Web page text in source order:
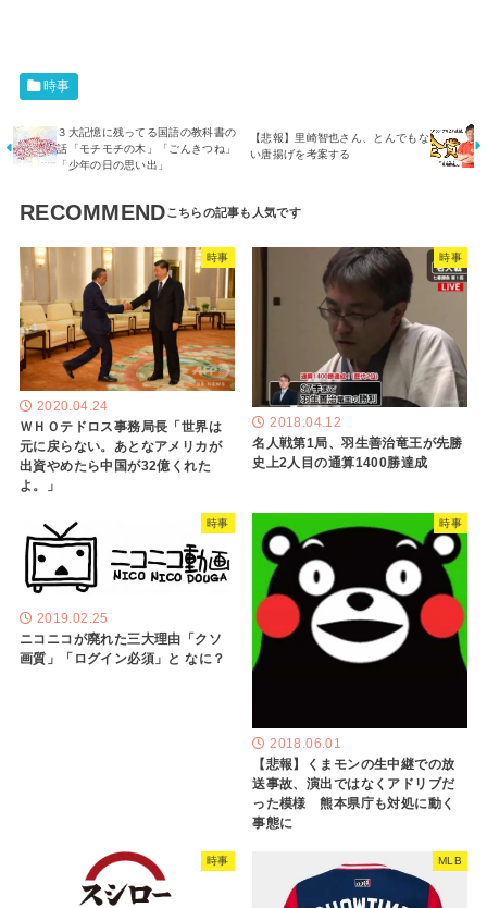
時事
３大記憶に残ってる国語の教科書の
話「モチモチの木」「ごんきつね」
「少年の日の思い出」
【悲報】里崎智也さん、とんでもな
い唐揚げを考案する
RECOMMEND
時事
2020.04.24
ＷＨＯテドロス事務局長「世界は
元に戻らない。あとなアメリカが
出資やめたら中国が32億くれた
よ。」
時事
2018.04.12
名人戦第1局、羽生善治竜王が先勝
史上2人目の通算1400勝達成
時事
2019.02.25
ニコニコが廃れた三大理由「クソ
画質」「ログイン必須」と なに？
時事
2018.06.01
【悲報】くまモンの生中継での放
送事故、演出ではなくアドリブだ
った模様 熊本県庁も対処に動く
事態に
時事 MLB